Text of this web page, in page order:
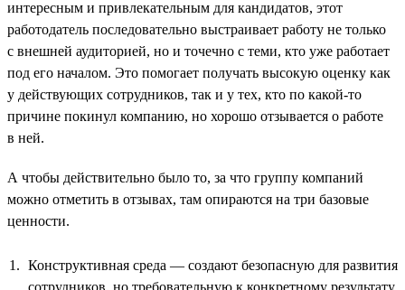
интересным и привлекательным для кандидатов, этот
работодатель последовательно выстраивает работу не только
с внешней аудиторией, но и точечно с теми, кто уже работает
под его началом. Это помогает получать высокую оценку как
у действующих сотрудников, так и у тех, кто по какой-то
причине покинул компанию, но хорошо отзывается о работе
в ней.
А чтобы действительно было то, за что группу компаний
можно отметить в отзывах, там опираются на три базовые
ценности.
Конструктивная среда — создают безопасную для развития
сотрудников, но требовательную к конкретному результату